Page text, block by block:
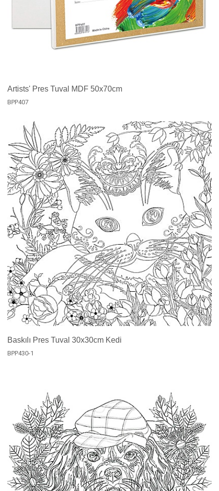
Artists' Pres Tuval MDF 50x70cm
BPP407
Baskılı Pres Tuval 30x30cm Kedi
BPP430-1